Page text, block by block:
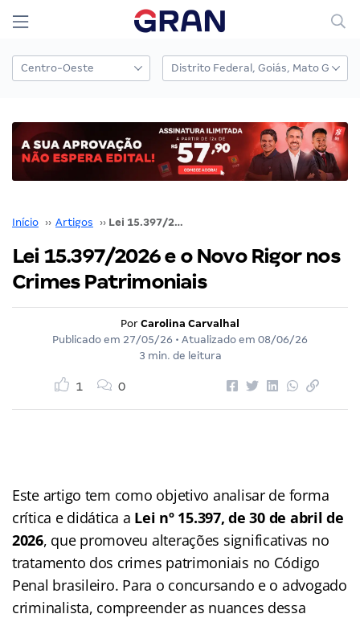
Início ›› Artigos ›› Lei 15.397/2026 e o Novo Rigor nos Crimes Patrimoniais
Lei 15.397/2026 e o Novo Rigor nos
Crimes Patrimoniais
Por Carolina Carvalhal
Publicado em 27/05/26 • Atualizado em 08/06/26
3 min. de leitura
1 0
Este artigo tem como objetivo analisar de forma
crítica e didática a Lei nº 15.397, de 30 de abril de
2026, que promoveu alterações significativas no
tratamento dos crimes patrimoniais no Código
Penal brasileiro. Para o concursando e o advogado
criminalista, compreender as nuances dessa